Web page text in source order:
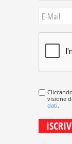
visione
dati.